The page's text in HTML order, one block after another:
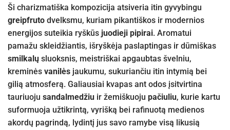
Ši charizmatiška kompozicija atsiveria itin gyvybingu
greipfruto dvelksmu, kuriam pikantiškos ir modernios
energijos suteikia ryškūs juodieji pipirai. Aromatui
pamažu skleidžiantis, išryškėja paslaptingas ir dūmiškas
smilkalų sluoksnis, meistriškai apgaubtas švelniu,
kreminės vanilės jaukumu, sukuriančiu itin intymią bei
gilią atmosferą. Galiausiai kvapas ant odos įsitvirtina
tauriuoju sandalmedžiu ir žemiškuoju pačiuliu, kurie kartu
suformuoja užtikrintą, vyrišką bei rafinuotą medienos
akordų pagrindą, lydintį jus savo ramybe visą likusią